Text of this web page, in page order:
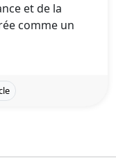
et de la
comme un